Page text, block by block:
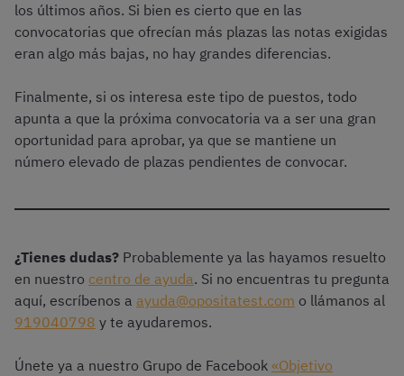
los últimos años. Si bien es cierto que en las
convocatorias que ofrecían más plazas las notas exigidas
eran algo más bajas, no hay grandes diferencias.
Finalmente, si os interesa este tipo de puestos, todo
apunta a que la próxima convocatoria va a ser una gran
oportunidad para aprobar, ya que se mantiene un
número elevado de plazas pendientes de convocar.
¿Tienes dudas? Probablemente ya las hayamos resuelto
en nuestro centro de ayuda. Si no encuentras tu pregunta
aquí, escríbenos a ayuda@opositatest.com o llámanos al
919040798 y te ayudaremos.
Únete ya a nuestro Grupo de Facebook «Objetivo